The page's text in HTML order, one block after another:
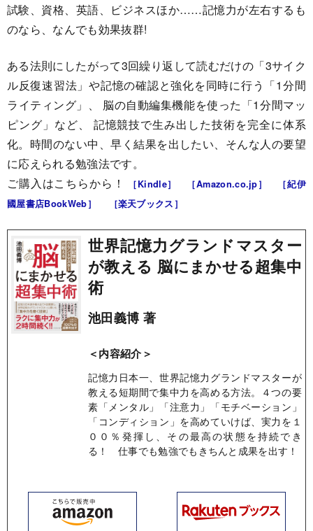
試験、資格、英語、ビジネスほか……記憶力が左右するも
のなら、なんでも効果抜群!
ある法則にしたがって3回繰り返して読むだけの「3サイク
ル反復速習法」や記憶の確認と強化を同時に行う「1分間
ライティング」、 脳の自動編集機能を使った「1分間マッ
ピング」など、 記憶競技で生み出した技術を完全に体系
化。時間のない中、早く結果を出したい、そんな人の要望
に応えられる勉強法です。
ご購入はこちらから！
［Kindle］ ［Amazon.co.jp］
［紀伊
國屋書店BookWeb］
［楽天ブックス］
世界記憶力グランドマスター
が教える 脳にまかせる超集中
術
池田義博 著
＜内容紹介＞
記憶力日本一、世界記憶力グランドマスターが
教える短期間で集中力を高める方法。４つの要
素「メンタル」「注意力」「モチベーション」
「コンディション」を高めていけば、実力を１
００％発揮し、その最高の状態を持続でき
る！ 仕事でも勉強でもきちんと成果を出す！